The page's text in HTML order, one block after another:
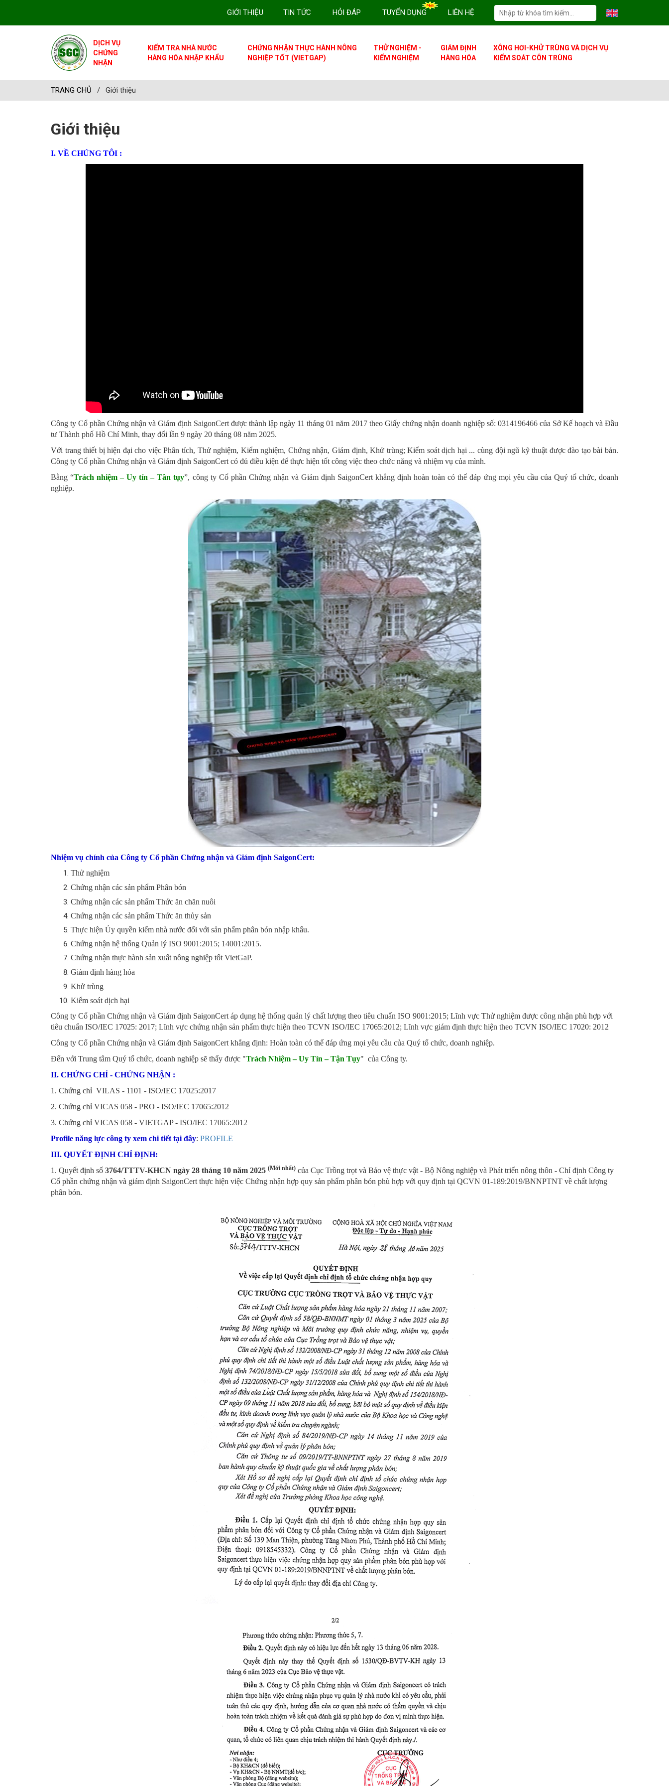
GIỚI THIỆU TIN TỨC HỎI ĐÁP TUYỂN DỤNG LIÊN HỆ
DỊCH VỤ
CHỨNG
NHẬN
KIỂM TRA NHÀ NƯỚC
HÀNG HÓA NHẬP KHẨU
CHỨNG NHẬN THỰC HÀNH NÔNG
NGHIỆP TỐT (VIETGAP)
THỬ NGHIỆM -
KIỂM NGHIỆM
GIÁM ĐỊNH
HÀNG HÓA
XÔNG HƠI-KHỬ TRÙNG VÀ DỊCH VỤ
KIỂM SOÁT CÔN TRÙNG
TRANG CHỦ / Giới thiệu
Giới thiệu
I. VỀ CHÚNG TÔI :
Công ty Cổ phần Chứng nhận và Giám định SaigonCert được thành lập ngày 11 tháng 01 năm 2017 theo Giấy chứng nhận doanh nghiệp số: 0314196466 của Sở Kế hoạch và Đầu
tư Thành phố Hồ Chí Minh, thay đổi lần 9 ngày 20 tháng 08 năm 2025.
Với trang thiết bị hiện đại cho việc Phân tích, Thử nghiệm, Kiểm nghiệm, Chứng nhận, Giám định, Khử trùng; Kiểm soát dịch hại ... cùng đội ngũ kỹ thuật được đào tạo bài bản.
Công ty Cổ phần Chứng nhận và Giám định SaigonCert có đủ điều kiện để thực hiện tốt công việc theo chức năng và nhiệm vụ của mình.
Bằng “Trách nhiệm – Uy tín – Tân tụy”, công ty Cổ phần Chứng nhận và Giám định SaigonCert khẳng định hoàn toàn có thể đáp ứng mọi yêu cầu của Quý tổ chức, doanh
nghiệp.
Nhiệm vụ chính của Công ty Cổ phần Chứng nhận và Giám định SaigonCert:
Thử nghiệm
Chứng nhận các sản phẩm Phân bón
Chứng nhận các sản phẩm Thức ăn chăn nuôi
Chứng nhận các sản phẩm Thức ăn thủy sản
Thực hiện Ủy quyền kiểm nhà nước đối với sản phẩm phân bón nhập khẩu.
Chứng nhận hệ thống Quản lý ISO 9001:2015; 14001:2015.
Chứng nhận thực hành sản xuất nông nghiệp tốt VietGaP.
Giám định hàng hóa
Khử trùng
Kiểm soát dịch hại
Công ty Cổ phần Chứng nhận và Giám định SaigonCert áp dụng hệ thống quản lý chất lượng theo tiêu chuẩn ISO 9001:2015; Lĩnh vực Thử nghiệm được công nhận phù hợp với
tiêu chuẩn ISO/IEC 17025: 2017; Lĩnh vực chứng nhận sản phẩm thực hiện theo TCVN ISO/IEC 17065:2012; Lĩnh vực giám định thực hiện theo TCVN ISO/IEC 17020: 2012
Công ty Cổ phần Chứng nhận và Giám định SaigonCert khẳng định: Hoàn toàn có thể đáp ứng mọi yêu cầu của Quý tổ chức, doanh nghiệp.
Đến với Trung tâm Quý tổ chức, doanh nghiệp sẽ thấy được "Trách Nhiệm – Uy Tín – Tận Tụy" của Công ty.
II. CHỨNG CHỈ - CHỨNG NHẬN :
1. Chứng chỉ VILAS - 1101 - ISO/IEC 17025:2017
2. Chứng chỉ VICAS 058 - PRO - ISO/IEC 17065:2012
3. Chứng chỉ VICAS 058 - VIETGAP - ISO/IEC 17065:2012
Profile năng lực công ty xem chi tiết tại đây: PROFILE
III. QUYẾT ĐỊNH CHỈ ĐỊNH:
1. Quyết định số 3764/TTTV-KHCN ngày 28 tháng 10 năm 2025 (Mới nhất) của Cục Trồng trọt và Bảo vệ thực vật - Bộ Nông nghiệp và Phát triển nông thôn - Chỉ định Công ty
Cổ phần chứng nhận và giám định SaigonCert thực hiện việc Chứng nhận hợp quy sản phẩm phân bón phù hợp với quy định tại QCVN 01-189:2019/BNNPTNT về chất lượng
phân bón.